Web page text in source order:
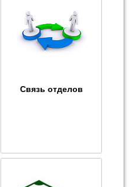
Связь отделов